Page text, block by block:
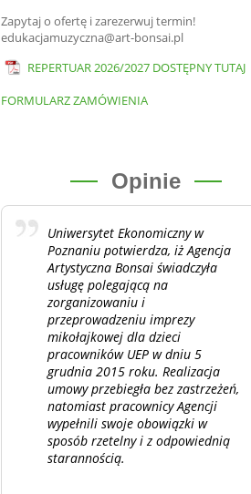
Zapytaj o ofertę i zarezerwuj termin!
edukacjamuzyczna@art-bonsai.pl
REPERTUAR 2026/2027 DOSTĘPNY TUTAJ
FORMULARZ ZAMÓWIENIA
Opinie
Uniwersytet Ekonomiczny w
Poznaniu potwierdza, iż Agencja
Artystyczna Bonsai świadczyła
usługę polegającą na
zorganizowaniu i
przeprowadzeniu imprezy
mikołajkowej dla dzieci
pracowników UEP w dniu 5
grudnia 2015 roku. Realizacja
umowy przebiegła bez zastrzeżeń,
natomiast pracownicy Agencji
wypełnili swoje obowiązki w
sposób rzetelny i z odpowiednią
starannością.